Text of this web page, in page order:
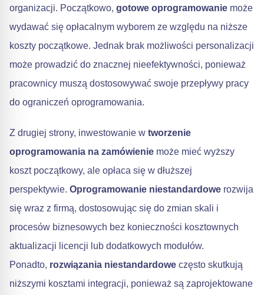
organizacji. Początkowo, gotowe oprogramowanie może
wydawać się opłacalnym wyborem ze względu na niższe
koszty początkowe. Jednak brak możliwości personalizacji
może prowadzić do znacznej nieefektywności, ponieważ
pracownicy muszą dostosowywać swoje przepływy pracy
do ograniczeń oprogramowania.
Z drugiej strony, inwestowanie w tworzenie
oprogramowania na zamówienie może mieć wyższy
koszt początkowy, ale opłaca się w dłuższej
perspektywie. Oprogramowanie niestandardowe rozwija
się wraz z firmą, dostosowując się do zmian skali i
procesów biznesowych bez konieczności kosztownych
aktualizacji licencji lub dodatkowych modułów.
Ponadto, rozwiązania niestandardowe często skutkują
niższymi kosztami integracji, ponieważ są zaprojektowane